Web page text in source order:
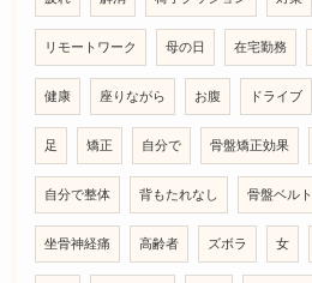
リモートワーク 母の日 在宅勤務
健康 座りながら お腹 ドライブ
足 矯正 自分で 骨盤矯正効果
自分で整体 背もたれなし 骨盤ベルト
坐骨神経痛 高齢者 ズボラ 女